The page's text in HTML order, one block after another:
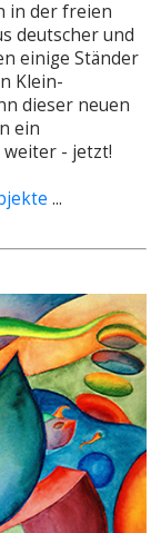
in der freien
deutscher und
einige Ständer
Klein-
dieser neuen
ein
- jetzt!
...